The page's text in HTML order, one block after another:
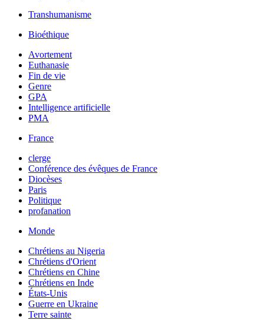
Transhumanisme
Bioéthique
Avortement
Euthanasie
Fin de vie
Genre
GPA
Intelligence artificielle
PMA
France
clerge
Conférence des évêques de France
Diocèses
Paris
Politique
profanation
Monde
Chrétiens au Nigeria
Chrétiens d'Orient
Chrétiens en Chine
Chrétiens en Inde
États-Unis
Guerre en Ukraine
Terre sainte